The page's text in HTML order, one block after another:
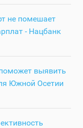
не помешает
- Нацбанк
выявить
Южной Осетии